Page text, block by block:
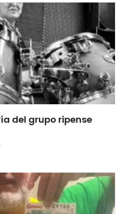
del grupo ripense